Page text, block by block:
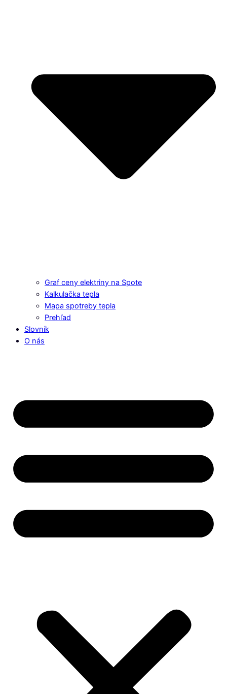
Graf ceny elektriny na Spote
Kalkulačka tepla
Mapa spotreby tepla
Prehľad
Slovník
O nás